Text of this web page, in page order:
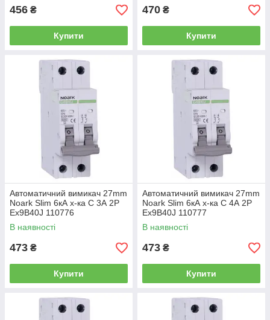
456 ₴
Купити
470 ₴
Купити
Автоматичний вимикач 27mm
Noark Slim 6кА х-ка C 3А 2P
Ex9B40J 110776
В наявності
473 ₴
Купити
Автоматичний вимикач 27mm
Noark Slim 6кА х-ка C 4А 2P
Ex9B40J 110777
В наявності
473 ₴
Купити